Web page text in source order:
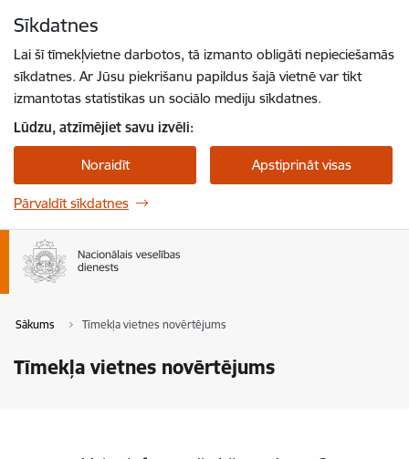
Sīkdatnes
Lai šī tīmekļvietne darbotos, tā izmanto obligāti nepieciešamās
sīkdatnes. Ar Jūsu piekrišanu papildus šajā vietnē var tikt
izmantotas statistikas un sociālo mediju sīkdatnes.
Lūdzu, atzīmējiet savu izvēli:
Noraidīt Apstiprināt visas
Pārvaldīt sīkdatnes
Sākums Tīmekļa vietnes novērtējums
Tīmekļa vietnes novērtējums